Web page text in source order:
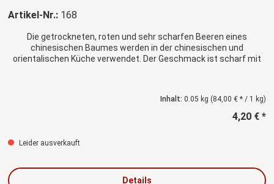
Artikel-Nr.: 168
Die getrockneten, roten und sehr scharfen Beeren eines
chinesischen Baumes werden in der chinesischen und
orientalischen Küche verwendet. Der Geschmack ist scharf mit
Inhalt: 0.05 kg (84,00 € * / 1 kg)
4,20 € *
Leider ausverkauft
Details